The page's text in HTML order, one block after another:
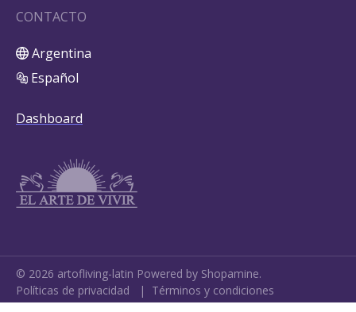
CONTACTO
Argentina
Español
Dashboard
© 2026 artofliving-latin Powered by Shopamine.
Políticas de privacidad | Términos y condiciones
Cookie Settings•My Data